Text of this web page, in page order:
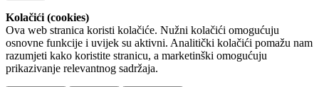
Kolačići (cookies)
Ova web stranica koristi kolačiće. Nužni kolačići omogućuju
osnovne funkcije i uvijek su aktivni. Analitički kolačići pomažu nam
razumjeti kako koristite stranicu, a marketinški omogućuju
prikazivanje relevantnog sadržaja.